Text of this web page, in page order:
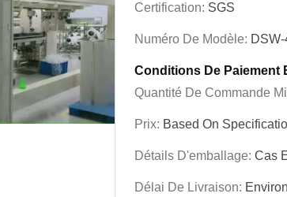
Certification: SGS
Numéro De Modèle:
Conditions De Paiement
Quantité De Commande
Prix: Based On
Détails D'emballage: Cas
Délai De Livraison: